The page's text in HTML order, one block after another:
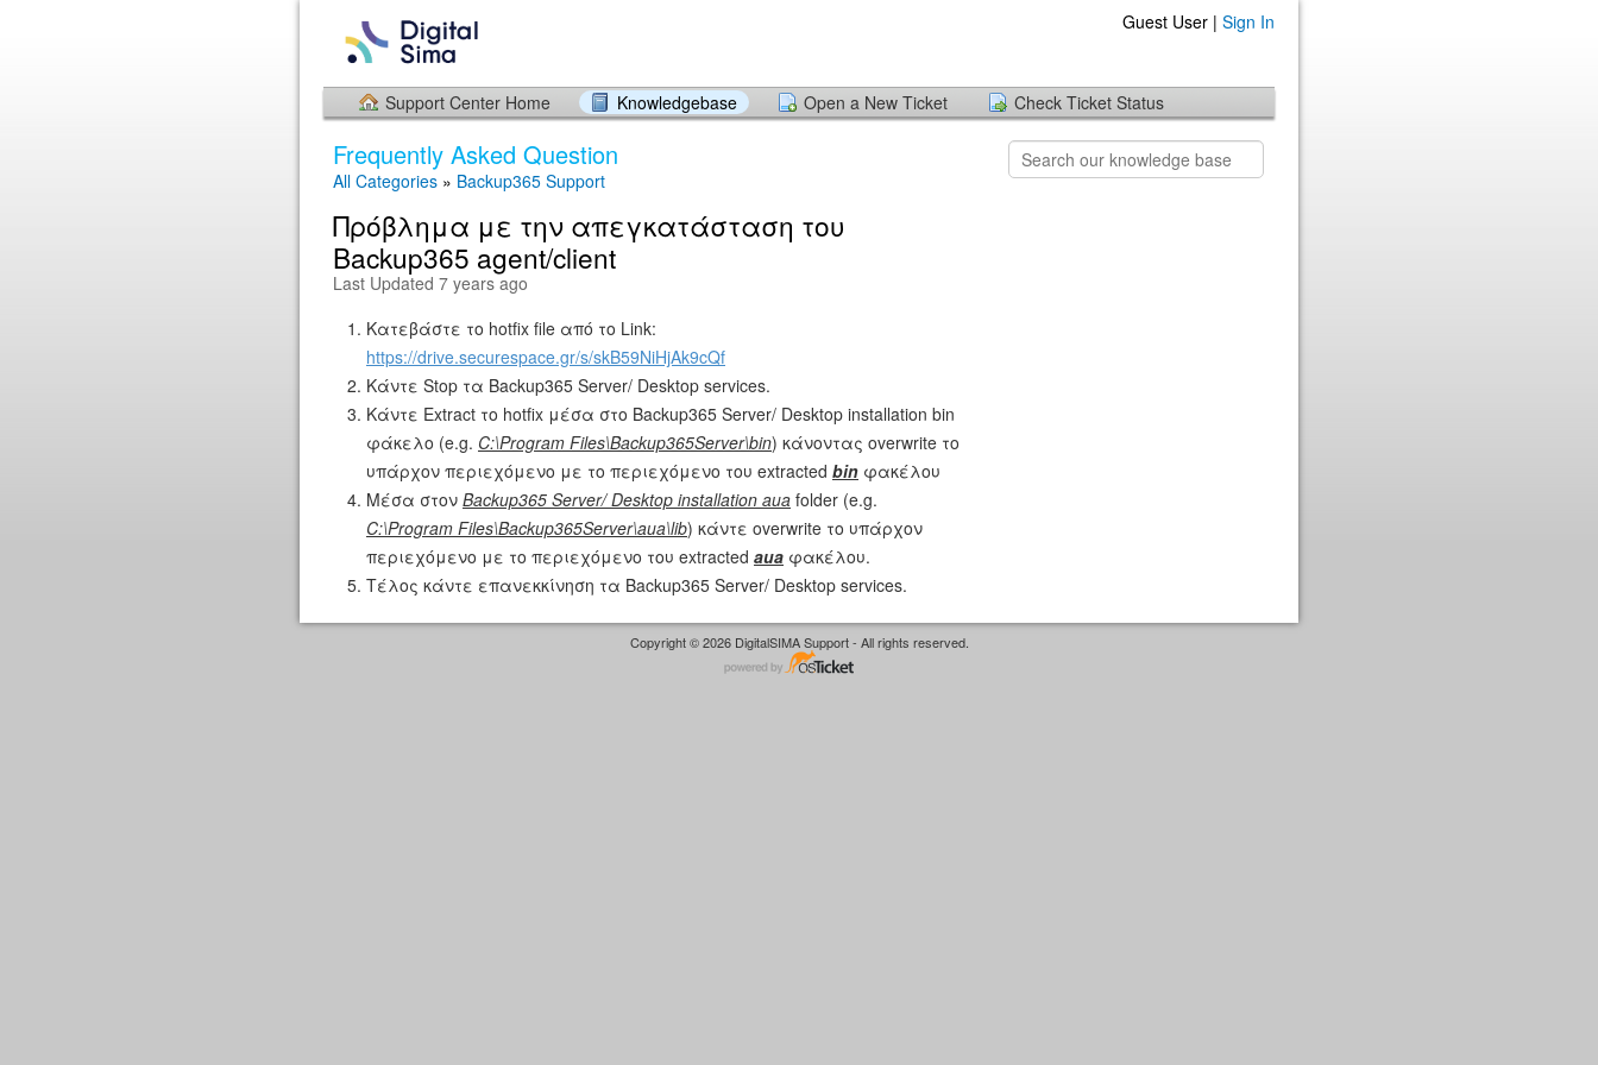
Guest User | Sign In
Support Center Home Knowledgebase Open a New Ticket Check Ticket Status
Frequently Asked Question
All Categories » Backup365 Support
Πρόβλημα με την απεγκατάσταση του
Backup365 agent/client
Last Updated 7 years ago
Κατεβάστε το hotfix file από το Link:
https://drive.securespace.gr/s/skB59NiHjAk9cQf
Κάντε Stop τα Backup365 Server/ Desktop services.
Κάντε Extract το hotfix μέσα στο Backup365 Server/ Desktop installation bin
φάκελο (e.g. C:\Program Files\Backup365Server\bin) κάνοντας overwrite το
υπάρχον περιεχόμενο με το περιεχόμενο του extracted bin φακέλου
Μέσα στον Backup365 Server/ Desktop installation aua folder (e.g.
C:\Program Files\Backup365Server\aua\lib) κάντε overwrite το υπάρχον
περιεχόμενο με το περιεχόμενο του extracted aua φακέλου.
Τέλος κάντε επανεκκίνηση τα Backup365 Server/ Desktop services.
Copyright © 2026 DigitalSIMA Support - All rights reserved.